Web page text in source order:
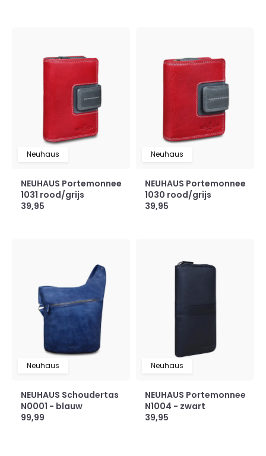
Neuhaus
NEUHAUS Portemonnee
1031 rood/grijs
39,95
Neuhaus
NEUHAUS Portemonnee
1030 rood/grijs
39,95
Neuhaus
NEUHAUS Schoudertas
N0001 - blauw
99,99
Neuhaus
NEUHAUS Portemonnee
N1004 - zwart
39,95